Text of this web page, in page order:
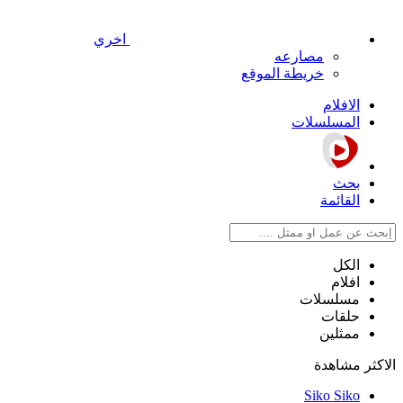
اخري
مصارعه
خريطة الموقع
الافلام
المسلسلات
بحث
القائمة
الكل
افلام
مسلسلات
حلقات
ممثلين
الاكثر مشاهدة
Siko Siko